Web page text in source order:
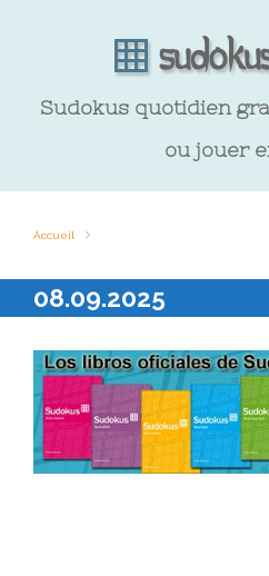
Sudokus quotidien
ou jouer
Accueil
08.09.2025